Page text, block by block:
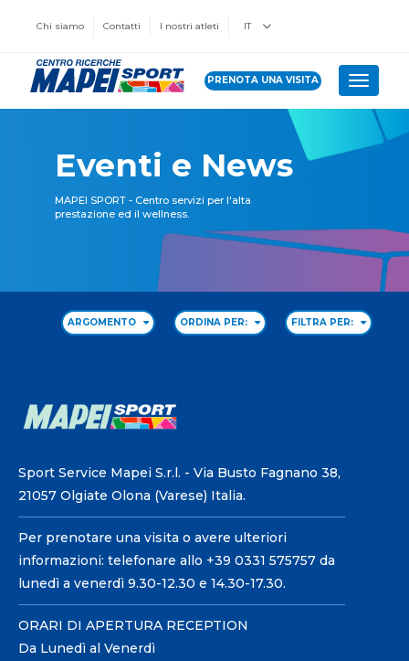
Chi siamo Contatti I nostri atleti IT
PRENOTA UNA VISITA Toggle
Eventi e News
MAPEI SPORT - Centro servizi per l'alta
prestazione ed il wellness.
ARGOMENTO ORDINA PER: FILTRA PER:
Sport Service Mapei S.r.l. - Via Busto Fagnano 38,
21057 Olgiate Olona (Varese) Italia.
Per prenotare una visita o avere ulteriori
informazioni: telefonare allo +39 0331 575757 da
lunedì a venerdì 9.30-12.30 e 14.30-17.30.
ORARI DI APERTURA RECEPTION
Da Lunedì al Venerdì